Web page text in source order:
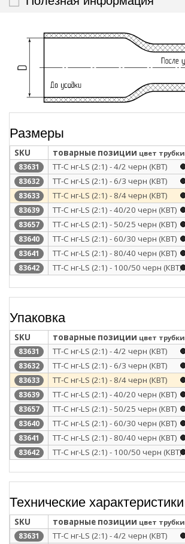
Размеры
SKU товарные позиции цвет трубки
83631 ТТ-С нг-LS (2:1) - 4/2 черн (КВТ)
83632 ТТ-С нг-LS (2:1) - 6/3 черн (КВТ)
83633 ТТ-С нг-LS (2:1) - 8/4 черн (КВТ)
83639 ТТ-С нг-LS (2:1) - 40/20 черн (КВТ)
83657 ТТ-С нг-LS (2:1) - 50/25 черн (КВТ)
83640 ТТ-С нг-LS (2:1) - 60/30 черн (КВТ)
83641 ТТ-С нг-LS (2:1) - 80/40 черн (КВТ)
83642 ТТ-С нг-LS (2:1) - 100/50 черн (КВТ)
Упаковка
SKU товарные позиции цвет трубки
83631 ТТ-С нг-LS (2:1) - 4/2 черн (КВТ)
83632 ТТ-С нг-LS (2:1) - 6/3 черн (КВТ)
83633 ТТ-С нг-LS (2:1) - 8/4 черн (КВТ)
83639 ТТ-С нг-LS (2:1) - 40/20 черн (КВТ)
83657 ТТ-С нг-LS (2:1) - 50/25 черн (КВТ)
83640 ТТ-С нг-LS (2:1) - 60/30 черн (КВТ)
83641 ТТ-С нг-LS (2:1) - 80/40 черн (КВТ)
83642 ТТ-С нг-LS (2:1) - 100/50 черн (КВТ)
Технические характеристики
SKU товарные позиции цвет трубки
83631 ТТ-С нг-LS (2:1) - 4/2 черн (КВТ)